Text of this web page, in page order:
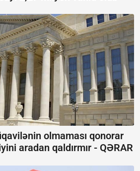
olmaması qonorar
aradan qaldırmır - QƏRAR